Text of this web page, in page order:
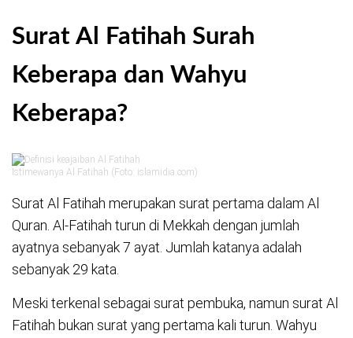
Surat Al Fatihah Surah
Keberapa dan Wahyu
Keberapa?
Istimewanya Al Fatihah (Foto: islamidia.com)
Surat Al Fatihah merupakan surat pertama dalam Al
Quran. Al-Fatihah turun di Mekkah dengan jumlah
ayatnya sebanyak 7 ayat. Jumlah katanya adalah
sebanyak 29 kata.
Meski terkenal sebagai surat pembuka, namun surat Al
Fatihah bukan surat yang pertama kali turun. Wahyu